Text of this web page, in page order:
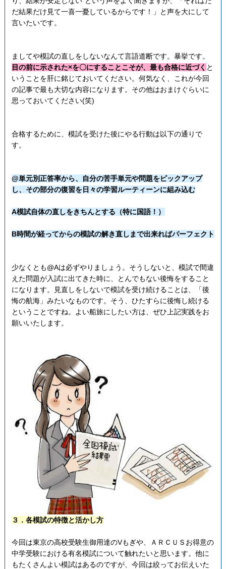
だ結果だけ見て一喜一憂しているからです！」と声を大にして
言いたいです。
ましてや模試の直しをしないなんて言語道断です。暴挙です。
目の前に示された×を〇にすることこそが、最も合格に近づく と
いうことを肝に銘じておいてください。何気なく、これが今回
の記事で最も大切な内容になります。その他はおまけぐらいに
思っておいてください(笑)
合格するために、模試を受けた後にやる行動は以下の通りで
す。
@単元別正答率から、自分の苦手単元や問題をピックアップ
し、その部分の復習を日々の学習ルーティーンに組み込む
A模試自体の直しをきちんとする（特に国語！）
B時間が経ってからの模試の解き直しまで出来ればパーフェクト
少なくとも@Aは必ずやりましょう。そうしないと、模試で間違
えた問題が入試に出てきた時に、とんでもない後悔をすること
になります。見直しをしないで模試を受け続けることは、「後
悔の航海」みたいなものです。そう、ひたすらに後悔し続ける
ということですね。よい船旅にしたい方は、ぜひ上記実践をお
願いいたします。
３．各模試の特徴と活かし方
今回は東京の高校受験生御用達のVもぎや、ＡＲＣＵＳお得意の
中学受験における有名模試について触れたいと思います。他に
もたくさんよい模試はあるのですが、今回は絞ってお伝えいた